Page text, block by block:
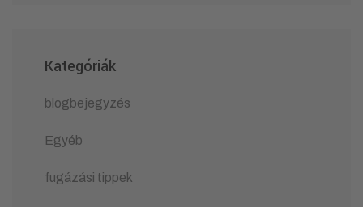
Kategóriák
blogbejegyzés
Egyéb
fugázási tippek